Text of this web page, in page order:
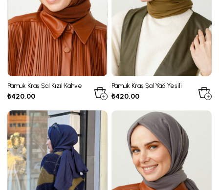
Pamuk Kraş Şal Kızıl Kahve
₺420,00
Pamuk Kraş Şal Yağ Yeşili
₺420,00